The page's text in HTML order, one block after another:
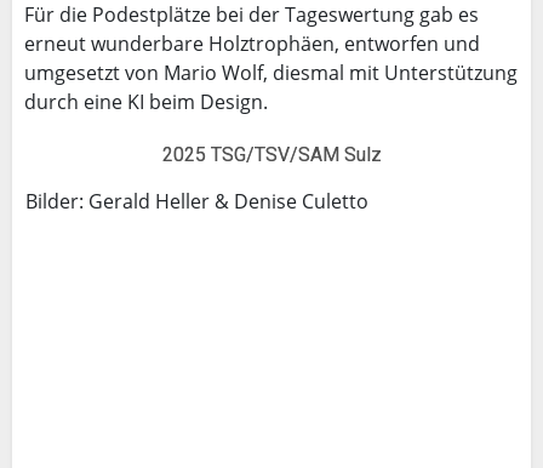
Für die Podestplätze bei der Tageswertung gab es
erneut wunderbare Holztrophäen, entworfen und
umgesetzt von Mario Wolf, diesmal mit Unterstützung
durch eine KI beim Design.
2025 TSG/TSV/SAM Sulz
Bilder: Gerald Heller & Denise Culetto